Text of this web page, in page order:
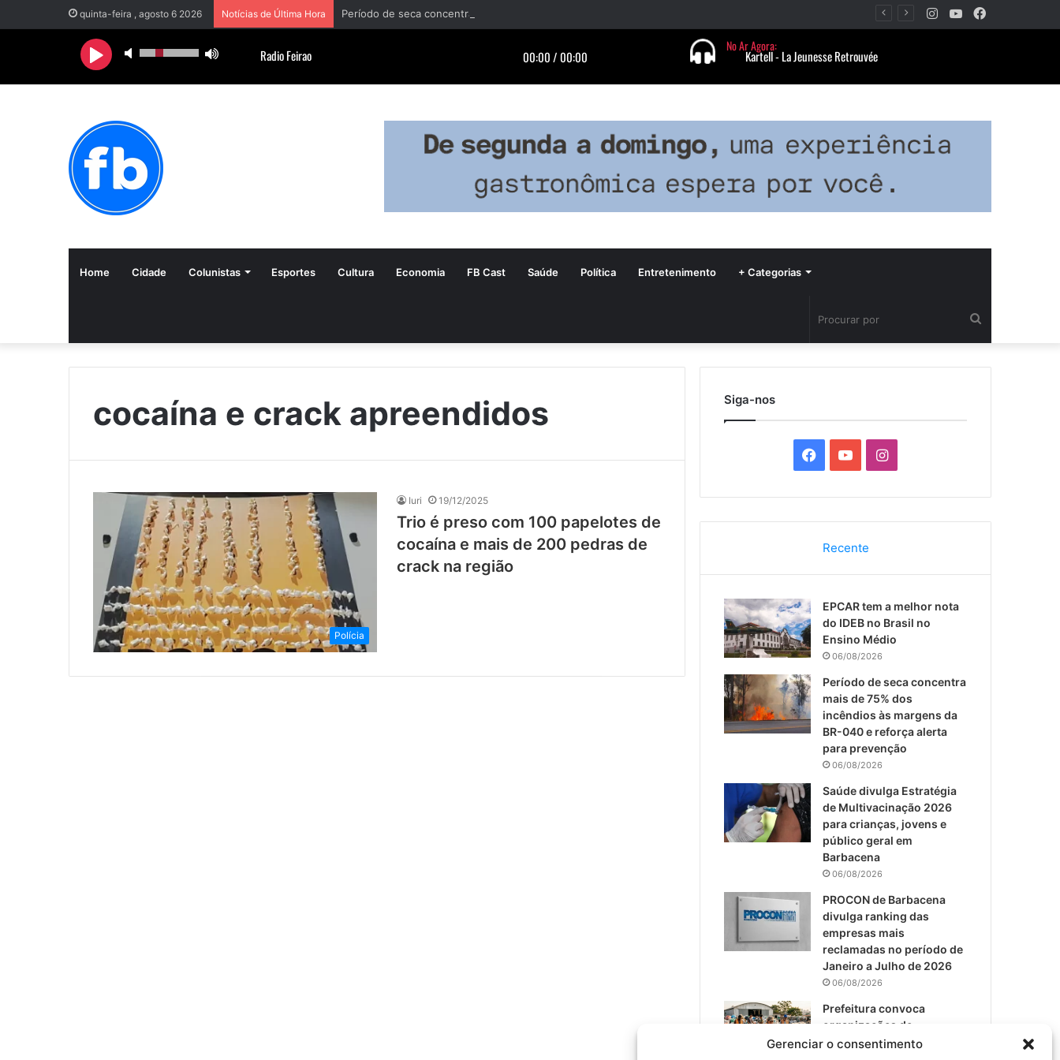
Gerenciar o consentimento
quinta-feira , agosto 6 2026 Notícias de Última Hora YouTube
Instagram
Home Cidade Colunistas Esportes Cultura Economia FB Cast Saúde Política Entretenimento + Categorias
por
cocaína e crack apreendidos
Polícia
Iuri 19/12/2025
Trio é preso com 100 papelotes de
cocaína e mais de 200 pedras de
crack na região
Siga-nos
c
e
b
o
o
k
u
T
u
b
e
I
s
a
g
r
m
Recente
EPCAR tem a melhor nota
do IDEB no Brasil no
Ensino Médio
06/08/2026
Período de seca concentra
mais de 75% dos
incêndios às margens da
BR-040 e reforça alerta
para prevenção
06/08/2026
Saúde divulga Estratégia
de Multivacinação 2026
para crianças, jovens e
público geral em
Barbacena
06/08/2026
PROCON de Barbacena
divulga ranking das
empresas mais
reclamadas no período de
Janeiro a Julho de 2026
06/08/2026
Prefeitura convoca
organizações de
catadores para reunião